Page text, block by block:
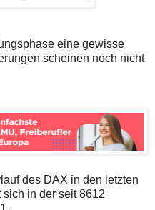
eine gewisse
scheinen noch nicht
des DAX in den letzten
in der seit 8612